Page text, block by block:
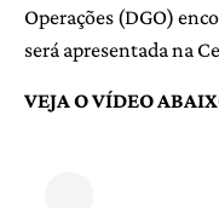
Operações (DGO)
será apresentada na
VEJA O VÍDEO